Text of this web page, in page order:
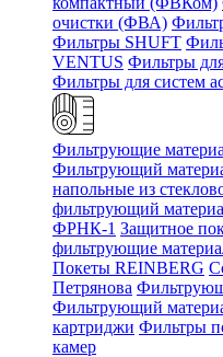
очистки (ФВА)
Фильтры SHUFT
VENTUS Фильтры
Фильтры для систем
Фильтрующие
Фильтрующий
напольные из
фильтрующий
ФРНК-1 Защитное
фильтрующие
Покеты REINBERG
Петрянова
Фильтрующий
картриджи Фильтры
камер